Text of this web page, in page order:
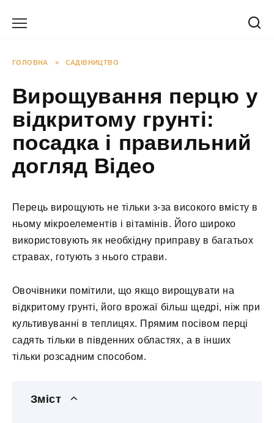
ГОЛОВНА » САДІВНИЦТВО
Вирощування перцю у
відкритому грунті:
посадка і правильний
догляд Відео
Перець вирощують не тільки з-за високого вмісту в
ньому мікроелементів і вітамінів. Його широко
використовують як необхідну приправу в багатьох
стравах, готують з нього страви.
Овочівники помітили, що якщо вирощувати на
відкритому грунті, його врожаї більш щедрі, ніж при
культивуванні в теплицях. Прямим посівом перці
садять тільки в південних областях, а в інших
тільки розсадним способом.
Зміст